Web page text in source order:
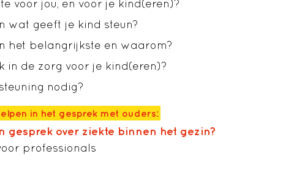
voor jou, en voor je kind(eren)?
wat geeft je kind steun?
het belangrijkste en waarom?
in de zorg voor je kind(eren)?
nodig?
in het gesprek met ouders:
gesprek over ziekte binnen het gezin?
professionals